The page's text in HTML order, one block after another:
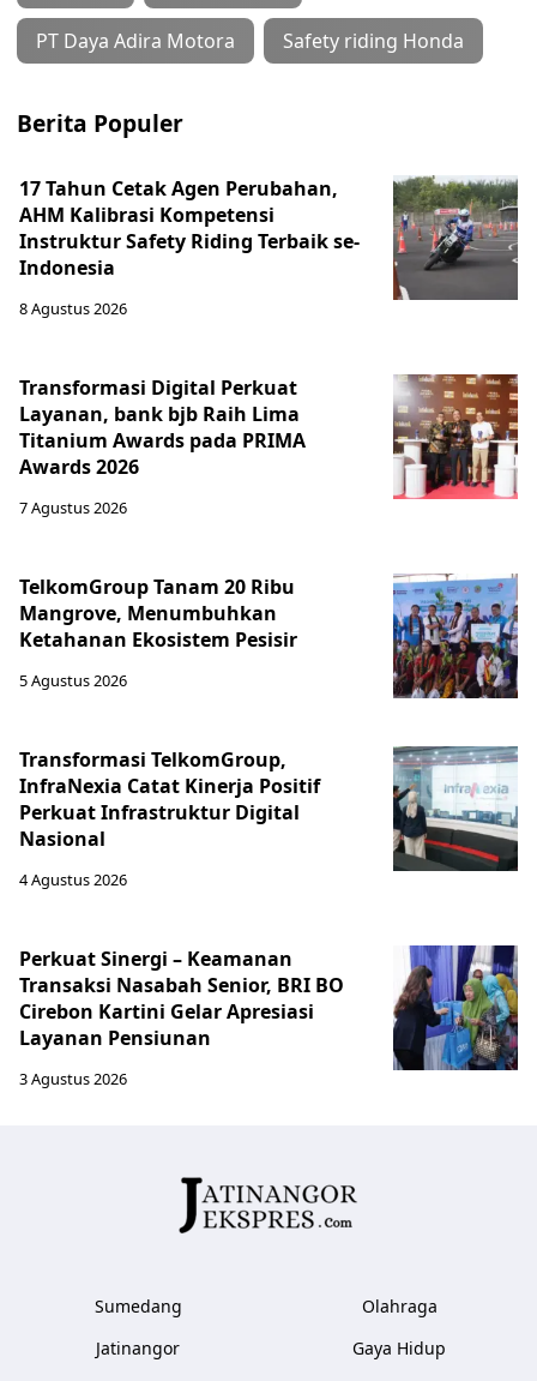
PT Daya Adira Motora Safety riding Honda
Berita Populer
17 Tahun Cetak Agen Perubahan,
AHM Kalibrasi Kompetensi
Instruktur Safety Riding Terbaik se-
Indonesia
8 Agustus 2026
Transformasi Digital Perkuat
Layanan, bank bjb Raih Lima
Titanium Awards pada PRIMA
Awards 2026
7 Agustus 2026
TelkomGroup Tanam 20 Ribu
Mangrove, Menumbuhkan
Ketahanan Ekosistem Pesisir
5 Agustus 2026
Transformasi TelkomGroup,
InfraNexia Catat Kinerja Positif
Perkuat Infrastruktur Digital
Nasional
4 Agustus 2026
Perkuat Sinergi – Keamanan
Transaksi Nasabah Senior, BRI BO
Cirebon Kartini Gelar Apresiasi
Layanan Pensiunan
3 Agustus 2026
Sumedang
Jatinangor
Olahraga
Gaya Hidup